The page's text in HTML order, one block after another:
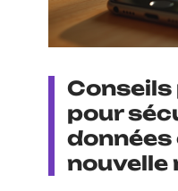
pour
données
nouvelle